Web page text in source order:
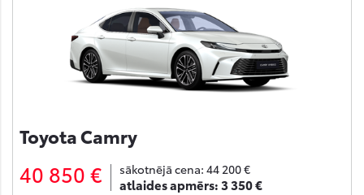
Toyota Camry
40 850 € sākotnējā cena: 44 200 €
atlaides apmērs:3 350 €